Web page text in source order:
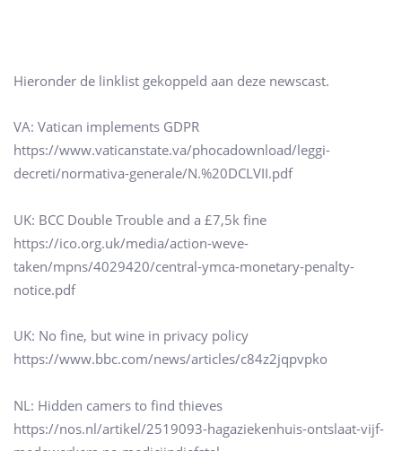
Hieronder de linklist gekoppeld aan deze newscast.
VA: Vatican implements GDPR
https://www.vaticanstate.va/phocadownload/leggi-
decreti/normativa-generale/N.%20DCLVII.pdf
UK: BCC Double Trouble and a £7,5k fine
https://ico.org.uk/media/action-weve-
taken/mpns/4029420/central-ymca-monetary-penalty-
notice.pdf
UK: No fine, but wine in privacy policy
https://www.bbc.com/news/articles/c84z2jqpvpko
NL: Hidden camers to find thieves
https://nos.nl/artikel/2519093-hagaziekenhuis-ontslaat-vijf-